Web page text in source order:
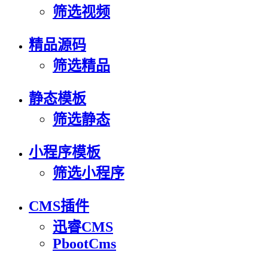
筛选视频
精品源码
筛选精品
静态模板
筛选静态
小程序模板
筛选小程序
CMS插件
迅睿CMS
PbootCms